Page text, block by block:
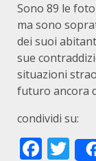
Sono 89 le
ma sono
dei suoi
sue
situazioni
futuro ancora
condividi su: